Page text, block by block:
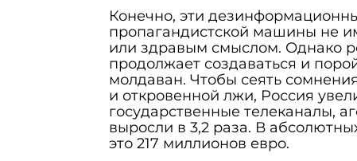
Конечно, эти
пропагандистской машины не
или здравым смыслом. Однако
продолжает создаваться и
молдаван. Чтобы сеять
и откровенной лжи, Россия
государственные телеканалы,
выросли в 3,2 раза. В
это 217 миллионов евро.